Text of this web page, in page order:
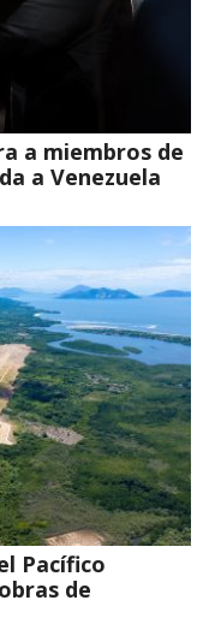
a miembros de
a Venezuela
Pacífico
de